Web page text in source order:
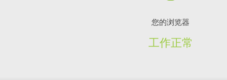
您的浏览器
工作正常